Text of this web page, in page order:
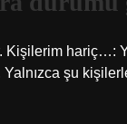
hariç…:
Yalnızca şu